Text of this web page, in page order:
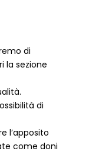
di
la sezione
di
l’apposito
come doni